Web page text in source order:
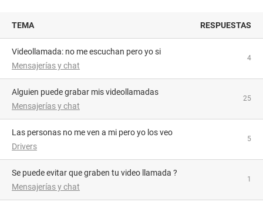
TEMA RESPUESTAS
videollamada: no me escuchan pero yo si
Mensajerías y chat
4
alguien puede grabar mis videollamadas
Mensajerías y chat
25
las personas no me ven a mi pero yo los veo
Drivers
5
se puede evitar que graben tu video llamada ?
Mensajerías y chat
1